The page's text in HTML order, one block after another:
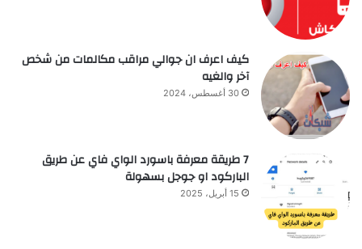
كيف اعرف ان جوالي مراقب مكالمات من شخص
آخر والغيه
30 أغسطس، 2024
7 طريقة معرفة باسورد الواي فاي عن طريق
الباركود او جوجل بسهولة
15 أبريل، 2025